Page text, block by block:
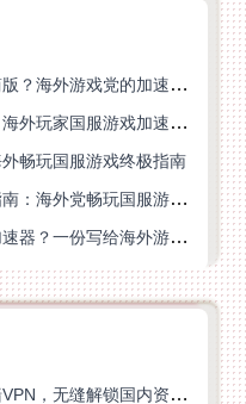
巴西怎么玩边锋四人斗地主精简版？海外游戏党的加速器终极选择
巴西怎么玩新笑傲江湖不卡顿？海外玩家国服游戏加速终极指南（附猫和老鼠一梦江湖实测）
畅玩国服游戏终极指南
足球世界国外加速器下载安装指南：海外党畅玩国服游戏的终极解决方案
国外玩合金弹头：觉醒用什么加速器？一份写给海外游子的畅玩指南
海外党必看：如何选对回国翻墙VPN，无缝解锁国内资源？